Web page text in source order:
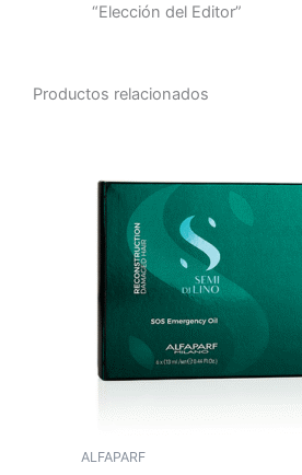
“Elección del Editor”
Productos relacionados
ALFAPARF